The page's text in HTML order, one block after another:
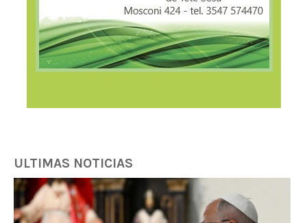
ULTIMAS NOTICIAS